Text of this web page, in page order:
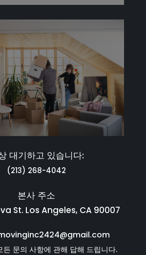
대기하고 있습니다:
(213) 268-4042
본사 주소
St. Los Angeles, CA 90007
든 문의 사항에 관해 답해 드립니다.